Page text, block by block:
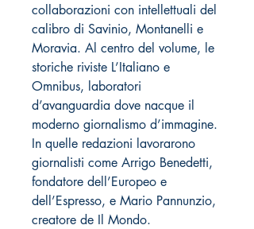
collaborazioni con intellettuali del
calibro di Savinio, Montanelli e
Moravia. Al centro del volume, le
storiche riviste L’Italiano e
Omnibus, laboratori
d’avanguardia dove nacque il
moderno giornalismo d’immagine.
In quelle redazioni lavorarono
giornalisti come Arrigo Benedetti,
fondatore dell’Europeo e
dell’Espresso, e Mario Pannunzio,
creatore de Il Mondo.